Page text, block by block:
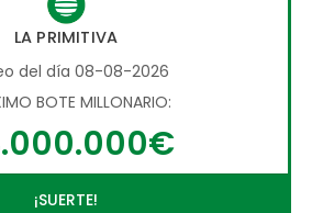
LA PRIMITIVA
del día 08-08-2026
BOTE MILLONARIO:
¡SUERTE!